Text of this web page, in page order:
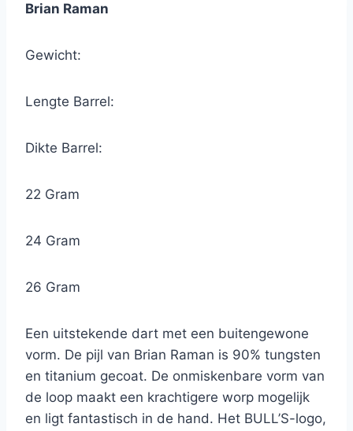
Brian Raman
Gewicht:
Lengte Barrel:
Dikte Barrel:
22 Gram
24 Gram
26 Gram
Een uitstekende dart met een buitengewone
vorm. De pijl van Brian Raman is 90% tungsten
en titanium gecoat. De onmiskenbare vorm van
de loop maakt een krachtigere worp mogelijk
en ligt fantastisch in de hand. Het BULL’S-logo,